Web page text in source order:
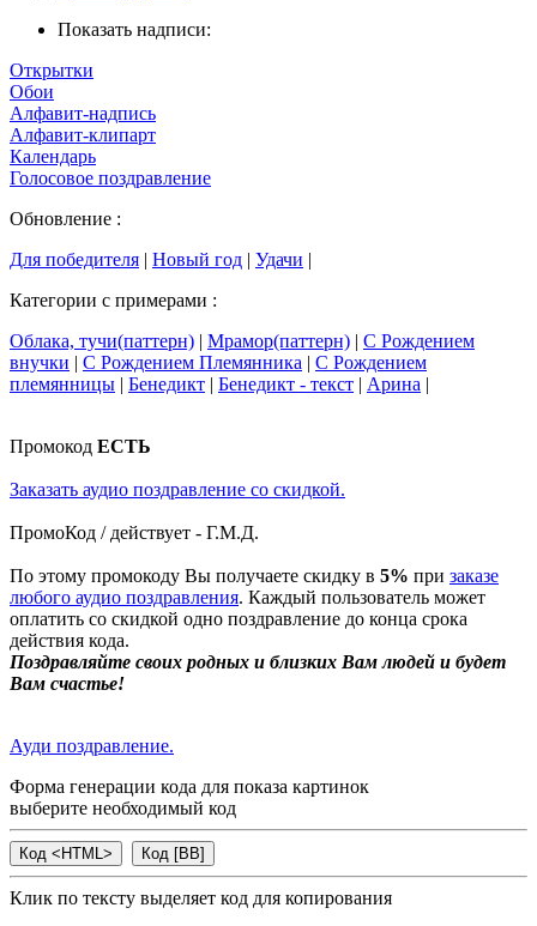
Показать надписи:
Открытки
Обои
Алфавит-надпись
Алфавит-клипарт
Календарь
Голосовое поздравление
Обновление :
Для победителя | Новый год | Удачи |
Категории с примерами :
Облака, тучи(паттерн) | Мрамор(паттерн) | С Рождением
внучки | С Рождением Племянника | С Рождением
племянницы | Бенедикт | Бенедикт - текст | Арина |
Промокод ЕСТЬ
Заказать аудио поздравление со скидкой.
ПромоКод / действует - Г.М.Д.
По этому промокоду Вы получаете скидку в 5% при заказе
любого аудио поздравления. Каждый пользователь может
оплатить со скидкой одно поздравление до конца срока
действия кода.
Поздравляйте своих родных и близких Вам людей и будет
Вам счастье!
Ауди поздравление.
Форма генерации кода для показа картинок
выберите необходимый код
Клик по тексту выделяет код для копирования